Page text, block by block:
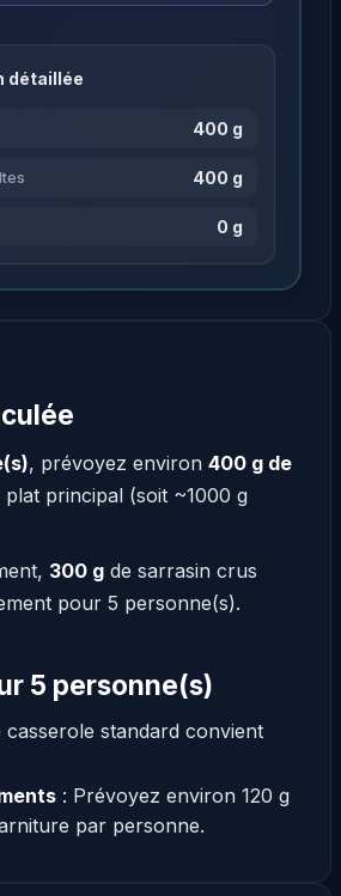
détaillée
400 g
400 g
0 g
, prévoyez environ 400 g de
plat principal (soit ~1000 g
300 g de sarrasin crus
pour 5 personne(s).
5 personne(s)
casserole standard convient
: Prévoyez environ 120 g
par personne.